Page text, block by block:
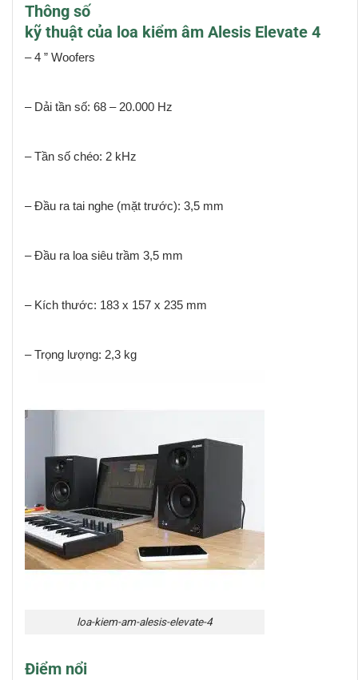
Thông số
kỹ thuật của loa kiểm âm Alesis Elevate 4
– 4 ” Woofers
– Dải tần số: 68 – 20.000 Hz
– Tần số chéo: 2 kHz
– Đầu ra tai nghe (mặt trước): 3,5 mm
– Đầu ra loa siêu trầm 3,5 mm
– Kích thước: 183 x 157 x 235 mm
– Trọng lượng: 2,3 kg
loa-kiem-am-alesis-elevate-4
Điểm nổi